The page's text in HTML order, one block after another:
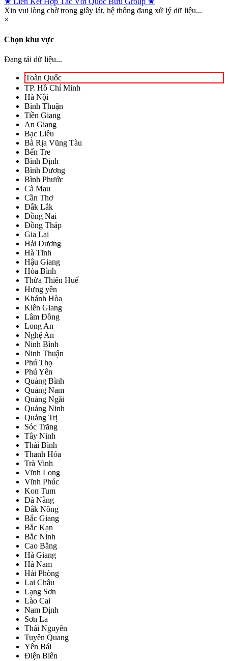
Xin vui lòng chờ trong giây lát, hệ thống đang xử lý dữ liệu...
×
Chọn khu vực
Đang tải dữ liệu...
Toàn Quốc
TP. Hồ Chí Minh
Hà Nội
Bình Thuận
Tiền Giang
An Giang
Bạc Liêu
Bà Rịa Vũng Tàu
Bến Tre
Bình Định
Bình Dương
Bình Phước
Cà Mau
Cần Thơ
Đắk Lắk
Đồng Nai
Đồng Tháp
Gia Lai
Hải Dương
Hà Tĩnh
Hậu Giang
Hòa Bình
Thừa Thiên Huế
Hưng yên
Khánh Hòa
Kiên Giang
Lâm Đồng
Long An
Nghệ An
Ninh Bình
Ninh Thuận
Phú Thọ
Phú Yên
Quảng Bình
Quảng Nam
Quảng Ngãi
Quảng Ninh
Quảng Trị
Sóc Trăng
Tây Ninh
Thái Bình
Thanh Hóa
Trà Vinh
Vĩnh Long
Vĩnh Phúc
Kon Tum
Đà Nẵng
Đắk Nông
Bắc Giang
Bắc Kạn
Bắc Ninh
Cao Bằng
Hà Giang
Hà Nam
Hải Phòng
Lai Châu
Lạng Sơn
Lào Cai
Nam Định
Sơn La
Thái Nguyên
Tuyên Quang
Yên Bái
Điện Biên